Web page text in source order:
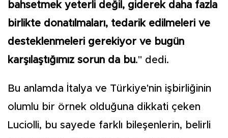
bahsetmek yeterli değil, giderek daha fazla
birlikte donatılmaları, tedarik edilmeleri ve
desteklenmeleri gerekiyor ve bugün
karşılaştığımız sorun da bu." dedi.
Bu anlamda İtalya ve Türkiye'nin işbirliğinin
olumlu bir örnek olduğuna dikkati çeken
Luciolli, bu sayede farklı bileşenlerin, belirli